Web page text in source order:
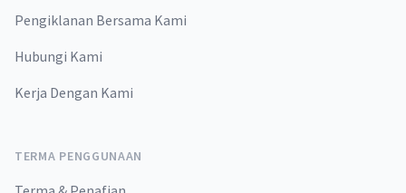
Pengiklanan Bersama Kami
Hubungi Kami
Kerja Dengan Kami
TERMA PENGGUNAAN